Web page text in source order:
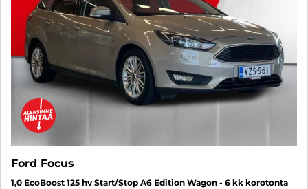
Ford Focus
1,0 EcoBoost 125 hv Start/Stop A6 Edition Wagon - 6 kk korotonta